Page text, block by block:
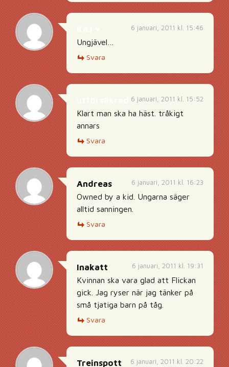
6 januari, 2011 kl. 15:46
Ungjävel…
Svara
6 januari, 2011 kl. 15:52
Klart man ska ha häst. tråkigt
annars
Svara
6 januari, 2011 kl. 16:23
Andreas
Owned by a kid. Ungarna säger
alltid sanningen.
Svara
6 januari, 2011 kl. 19:31
Inakatt
Kvinnan ska vara glad att Flickan
gick. Jag ryser när jag tänker på
små tjatiga barn på tåg.
Svara
6 januari, 2011 kl. 20:22
Treinspott